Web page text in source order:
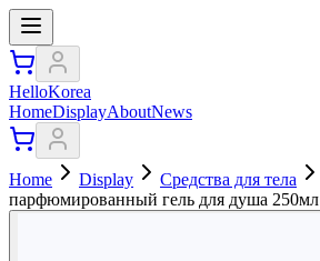
HelloKorea
HomeDisplayAboutNews
Home Display Средства для тела
парфюмированный гель для душа 250мл